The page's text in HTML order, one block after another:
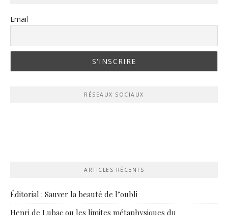
Email
RÉSEAUX SOCIAUX
ARTICLES RÉCENTS
Éditorial : Sauver la beauté de l’oubli
Henri de Lubac ou les limites métaphysiques du